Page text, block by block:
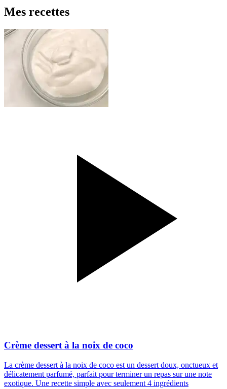
Mes recettes
Crème dessert à la noix de coco
La crème dessert à la noix de coco est un dessert doux, onctueux et
délicatement parfumé, parfait pour terminer un repas sur une note
exotique. Une recette simple avec seulement 4 ingrédients